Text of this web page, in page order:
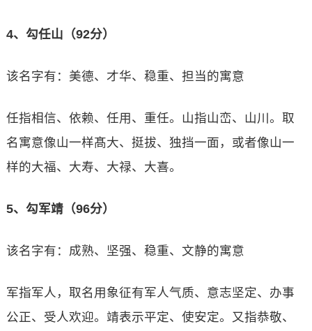
4、勾任山（92分）
该名字有：美德、才华、稳重、担当的寓意
任指相信、依赖、任用、重任。山指山峦、山川。取
名寓意像山一样髙大、挺拔、独挡一面，或者像山一
样的大福、大寿、大禄、大喜。
5、勾军靖（96分）
该名字有：成熟、坚强、稳重、文静的寓意
军指军人，取名用象征有军人气质、意志坚定、办事
公正、受人欢迎。靖表示平定、使安定。又指恭敬、